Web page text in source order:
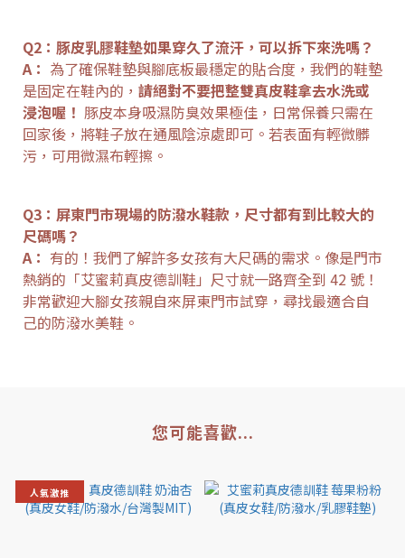
Q2：豚皮乳膠鞋墊如果穿久了流汗，可以拆下來洗嗎？
A： 為了確保鞋墊與腳底板最穩定的貼合度，我們的鞋墊
是固定在鞋內的， 請絕對不要把整雙真皮鞋拿去水洗或
浸泡喔！ 豚皮本身吸濕防臭效果極佳，日常保養只需在
回家後，將鞋子放在通風陰涼處即可。若表面有輕微髒
污，可用微濕布輕擦。
Q3：屏東門市現場的防潑水鞋款，尺寸都有到比較大的
尺碼嗎？
A： 有的！我們了解許多女孩有大尺碼的需求。像是門市
熱銷的「艾蜜莉真皮德訓鞋」尺寸就一路齊全到 42 號！
非常歡迎大腳女孩親自來屏東門市試穿，尋找最適合自
己的防潑水美鞋。
您可能喜歡...
人氣激推